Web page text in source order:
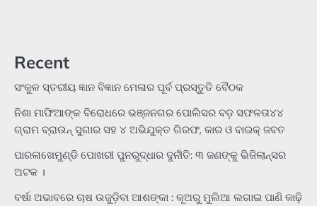
Recent
ସଂକୁଳ ସ୍ତରୀୟ ଜ୍ଞାନ ବିଜ୍ଞାନ ମେଳାର ପୂର୍ବ ପ୍ରସ୍ତୁତି ବୈଠକ
ନିଶା ମାଫିଆଙ୍କ ବିରୋଧରେ ଭଞ୍ଜନଗର ପୋଲିସର ବଡ଼ ସଫଳତା୪୪
ଗ୍ରାମ ବ୍ରାଉନ୍ ସୁଗାର ସହ ୪ ଅଭିଯୁକ୍ତ ଗିରଫ, କାର ଓ ବାଇକ୍ ଜବତ
ପାରଳାଖେମୁଣ୍ଡି ପୋଖରୀ ପୁନରୁଦ୍ଧାର ଦୁର୍ନୀତି: ୩ ଜଣଙ୍କୁ ଭିଜିଲାନ୍ସର
ଅଟକ ।
ବର୍ଷା ଅଭାବରେ ଚାଷ ଉଜୁଡ଼ିବା ଆଶଙ୍କା : କୂଅରୁ ମୁଲିଆ ଲଗାଇ ପାଣି କାଢ଼ି